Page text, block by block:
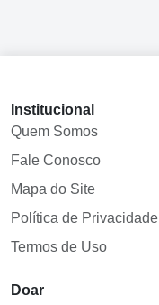
Institucional
Quem Somos
Fale Conosco
Mapa do Site
Política de Privacidade
Termos de Uso
Doar